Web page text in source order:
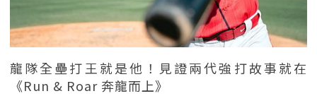
龍隊全壘打王就是他！見證兩代強打故事就在
《Run & Roar 奔龍而上》